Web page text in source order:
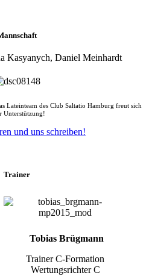
Kasyanych, Daniel Meinhardt
Lateinteam des Club Saltatio Hamburg freut sich
Unterstützung!
und uns schreiben!
Trainer
Tobias Brügmann
Trainer C-Formation
Wertungsrichter C